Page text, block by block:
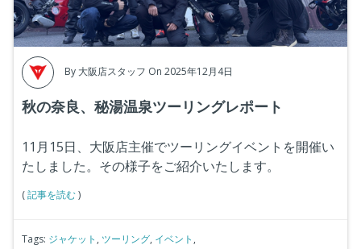
By 大阪店スタッフ On 2025年12月4日
秋の奈良、秘湯温泉ツーリングレポート
11月15日、大阪店主催でツーリングイベントを開催い
たしました。その様子をご紹介いたします。
(記事を読む)
Tags: ジャケット , ツーリング, イベント ,